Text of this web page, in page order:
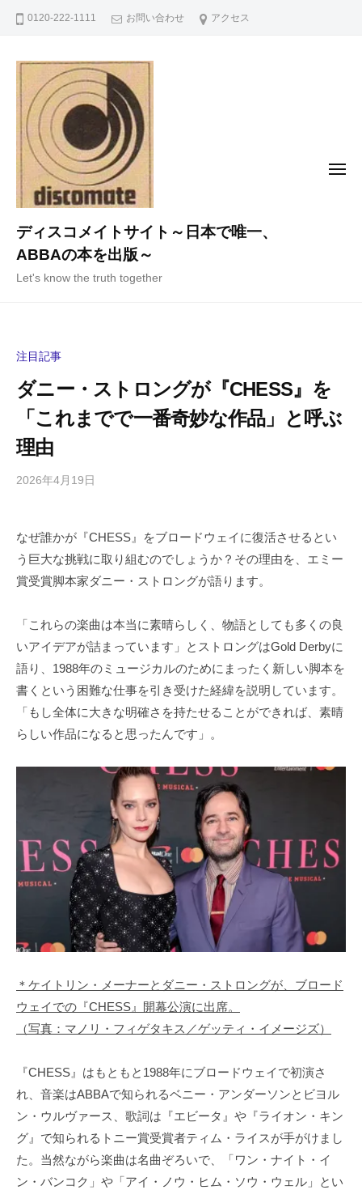
0120-222-1111 お問い合わせ アクセス
ディスコメイトサイト～日本で唯一、
ABBAの本を出版～
Let's know the truth together
メ
注目記事
ダニー・ストロングが『CHESS』を
「これまでで一番奇妙な作品」と呼ぶ
理由
2026年4月19日
i
g
a
h
y
a
m
a
の
コ
メ
ト
なぜ誰かが『CHESS』をブロードウェイに復活させるとい
う巨大な挑戦に取り組むのでしょうか？その理由を、エミー
賞受賞脚本家ダニー・ストロングが語ります。
「これらの楽曲は本当に素晴らしく、物語としても多くの良
いアイデアが詰まっています」とストロングはGold Derbyに
語り、1988年のミュージカルのためにまったく新しい脚本を
書くという困難な仕事を引き受けた経緯を説明しています。
「もし全体に大きな明確さを持たせることができれば、素晴
らしい作品になると思ったんです」。
＊ケイトリン・メーナーとダニー・ストロングが、ブロード
ウェイでの『CHESS』開幕公演に出席。
（写真：マノリ・フィゲタキス／ゲッティ・イメージズ）
『CHESS』はもともと1988年にブロードウェイで初演さ
れ、音楽はABBAで知られるベニー・アンダーソンとビヨル
ン・ウルヴァース、歌詞は『エビータ』や『ライオン・キン
グ』で知られるトニー賞受賞者ティム・ライスが手がけまし
た。当然ながら楽曲は名曲ぞろいで、「ワン・ナイト・イ
ン・バンコク」や「アイ・ノウ・ヒム・ソウ・ウェル」とい